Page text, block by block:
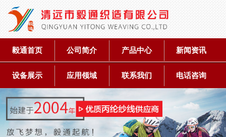
毅通首页 公司简介 产品中心 新闻资讯
设备展示 应用领域 联系我们 电话咨询